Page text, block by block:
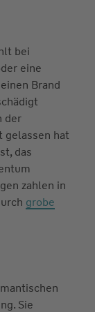
bei
eine
einen Brand
der
gelassen hat
das
zahlen in
grobe
Sie